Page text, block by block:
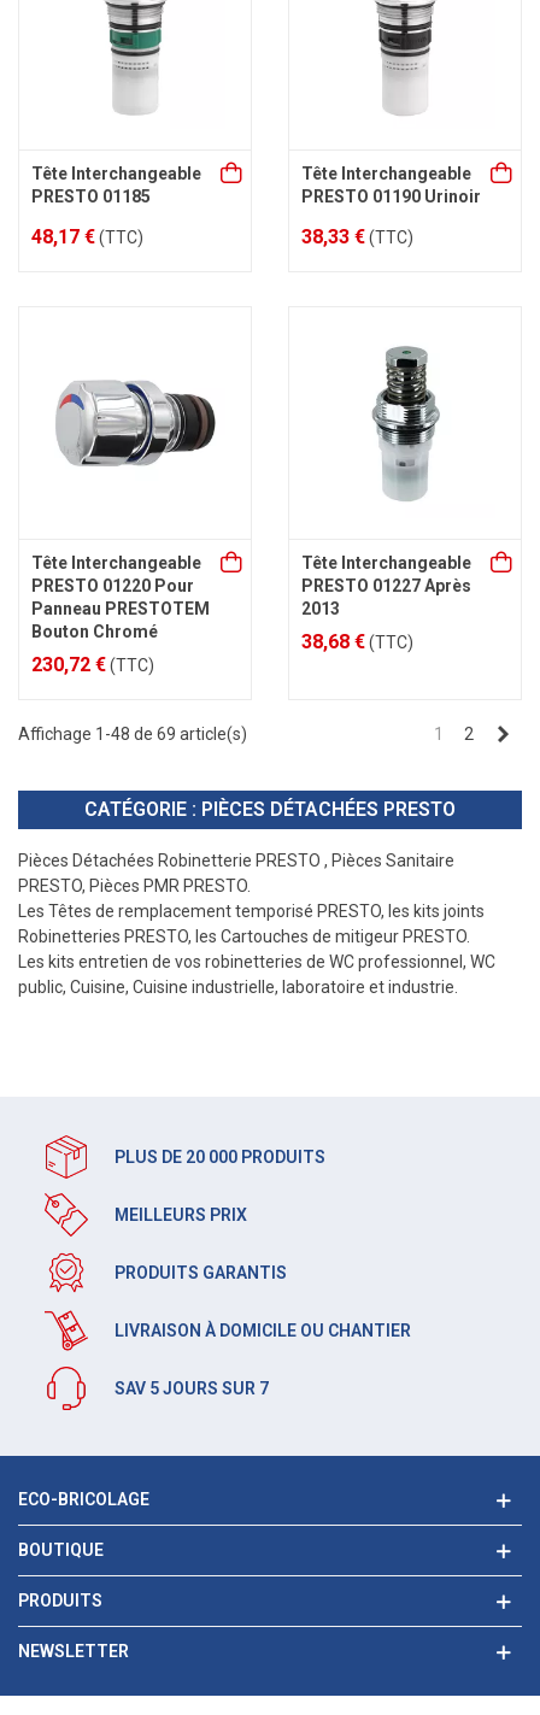
Tête Interchangeable
PRESTO 01185
48,17 €(TTC)
Tête Interchangeable
PRESTO 01190 Urinoir
38,33 €(TTC)
Tête Interchangeable
PRESTO 01220 Pour
Panneau PRESTOTEM
Bouton Chromé
230,72 €(TTC)
Tête Interchangeable
PRESTO 01227 Après
2013
38,68 €(TTC)
Affichage 1-48 de 69 article(s) 1 2
CATÉGORIE : PIÈCES DÉTACHÉES PRESTO
Pièces Détachées Robinetterie PRESTO , Pièces Sanitaire
PRESTO, Pièces PMR PRESTO.
Les Têtes de remplacement temporisé PRESTO, les kits joints
Robinetteries PRESTO, les Cartouches de mitigeur PRESTO.
Les kits entretien de vos robinetteries de WC professionnel, WC
public, Cuisine, Cuisine industrielle, laboratoire et industrie.
PLUS DE 20 000 PRODUITS
MEILLEURS PRIX
PRODUITS GARANTIS
LIVRAISON À DOMICILE OU CHANTIER
SAV 5 JOURS SUR 7
ECO-BRICOLAGE
BOUTIQUE
PRODUITS
NEWSLETTER